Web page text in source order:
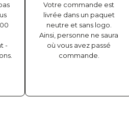
-
Votre commande est
livrée dans un paquet
neutre et sans logo.
Ainsi, personne ne saura
où vous avez passé
commande.